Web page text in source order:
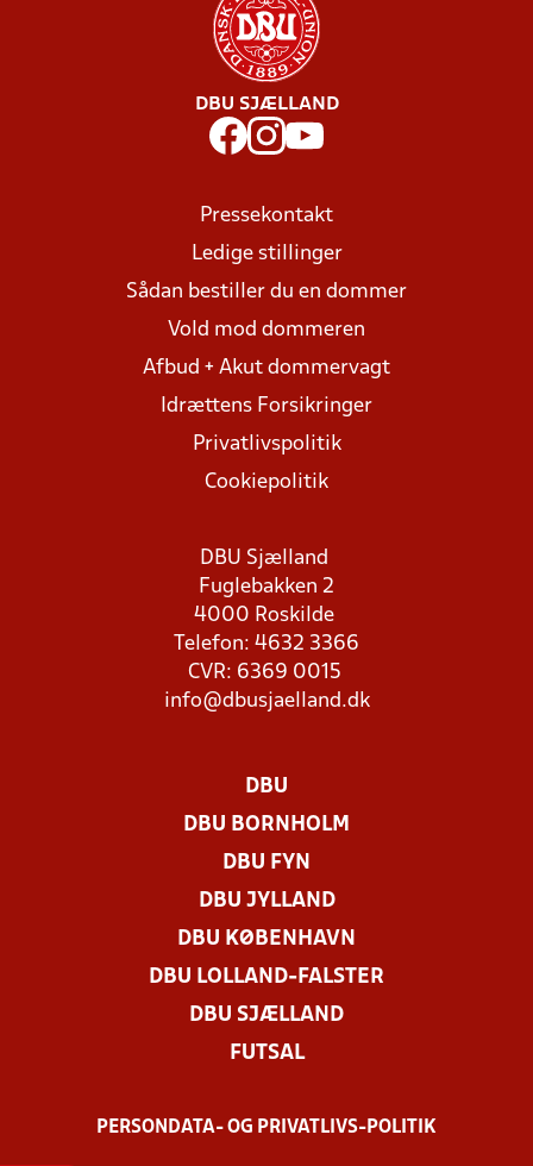
DBU SJÆLLAND
Pressekontakt
Ledige stillinger
Sådan bestiller du en dommer
Vold mod dommeren
Afbud + Akut dommervagt
Idrættens Forsikringer
Privatlivspolitik
Cookiepolitik
DBU Sjælland
Fuglebakken 2
4000 Roskilde
Telefon: 4632 3366
CVR: 6369 0015
info@dbusjaelland.dk
DBU
DBU BORNHOLM
DBU FYN
DBU JYLLAND
DBU KØBENHAVN
DBU LOLLAND-FALSTER
DBU SJÆLLAND
FUTSAL
PERSONDATA- OG PRIVATLIVS-POLITIK